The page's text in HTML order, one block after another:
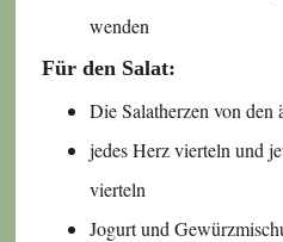
wenden
Für den Salat:
Die Salatherzen von den
jedes Herz vierteln und
vierteln
Jogurt und